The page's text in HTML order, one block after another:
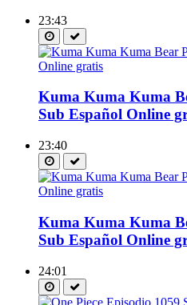
23:43
Kuma Kuma Kuma
Sub Español Online
23:40
Kuma Kuma Kuma
Sub Español Online
24:01